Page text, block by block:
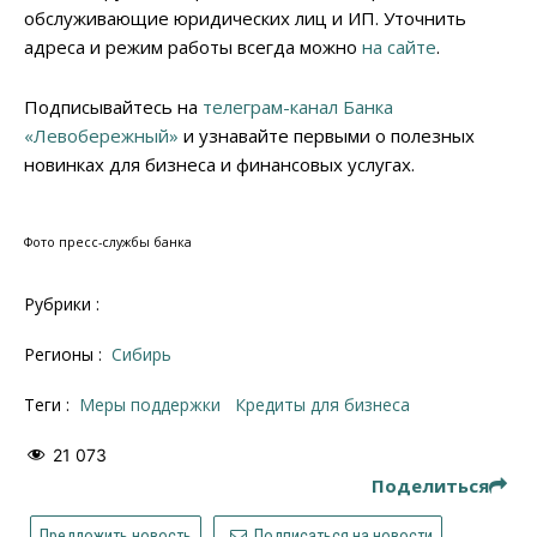
обслуживающие юридических лиц и ИП. Уточнить
адреса и режим работы всегда можно на сайте.
Подписывайтесь на телеграм-канал Банка
«Левобережный» и узнавайте первыми о полезных
новинках для бизнеса и финансовых услугах.
Фото пресс-службы банка
Рубрики :
Регионы : Сибирь
Теги : меры поддержки кредиты для бизнеса
21 073
Поделиться